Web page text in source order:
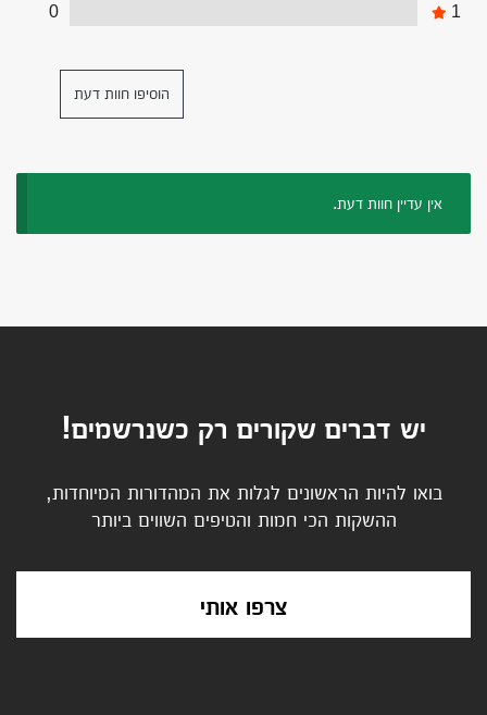
1
0
הוסיפו חוות דעת
אין עדיין חוות דעת.
יש דברים שקורים רק כשנרשמים!
בואו להיות הראשונים לגלות את המהדורות המיוחדות,
ההשקות הכי חמות והטיפים השווים ביותר
צרפו אותי